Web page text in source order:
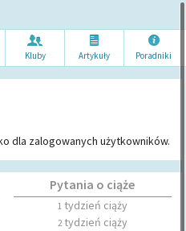
Kluby Artykuły Poradniki
dla zalogowanych użytkowników.
Pytania o ciąże
1tydzień ciąży
2tydzień ciąży